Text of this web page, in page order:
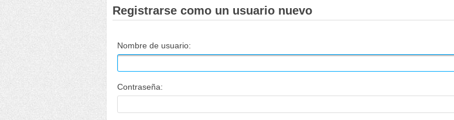
Registrarse como un usuario nuevo
Nombre de usuario:
Contraseña: